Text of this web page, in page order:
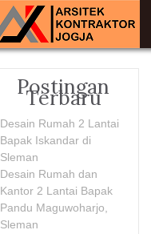
Postingan
Terbaru
Desain Rumah 2 Lantai
Bapak Iskandar di
Sleman
Desain Rumah dan
Kantor 2 Lantai Bapak
Pandu Maguwoharjo,
Sleman